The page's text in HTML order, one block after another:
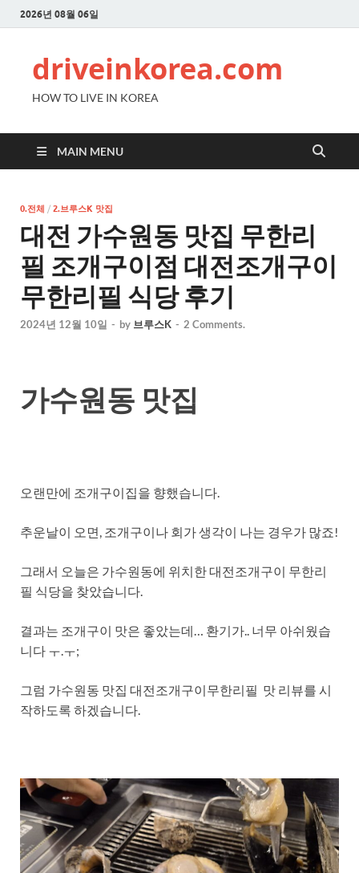
2026년 08월 06일
driveinkorea.com
HOW TO LIVE IN KOREA
MAIN MENU
0.전체 / 2.브루스K 맛집
대전 가수원동 맛집 무한리
필 조개구이점 대전조개구이
무한리필 식당 후기
2024년 12월 10일 - by 브루스K - 2 Comments.
가수원동 맛집
오랜만에 조개구이집을 향했습니다.
추운날이 오면, 조개구이나 회가 생각이 나는 경우가 많죠!
그래서 오늘은 가수원동에 위치한 대전조개구이 무한리
필 식당을 찾았습니다.
결과는 조개구이 맛은 좋았는데… 환기가.. 너무 아쉬웠습
니다 ㅜ.ㅜ;
그럼 가수원동 맛집 대전조개구이무한리필 맛 리뷰를 시
작하도록 하겠습니다.